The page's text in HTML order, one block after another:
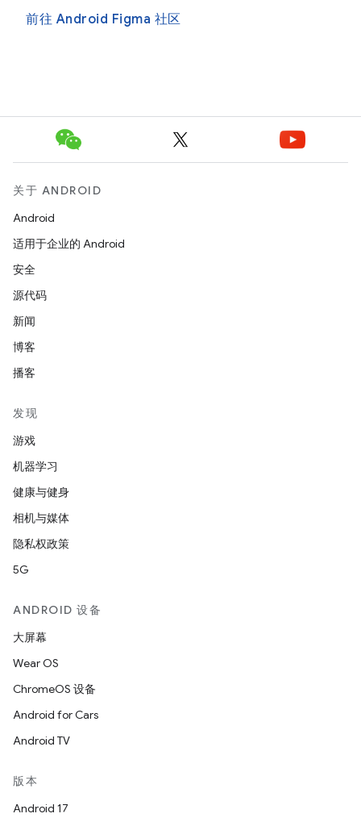
前往 Android Figma 社区
关于 ANDROID
Android
适用于企业的 Android
安全
源代码
新闻
博客
播客
发现
游戏
机器学习
健康与健身
相机与媒体
隐私权政策
5G
ANDROID 设备
大屏幕
Wear OS
ChromeOS 设备
Android for Cars
Android TV
版本
Android 17